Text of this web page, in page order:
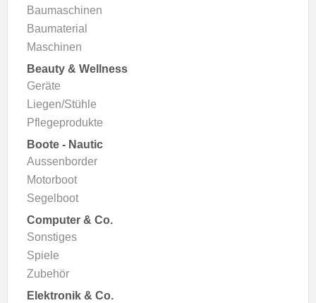
Baumaschinen
Baumaterial
Maschinen
Beauty & Wellness
Geräte
Liegen/Stühle
Pflegeprodukte
Boote - Nautic
Aussenborder
Motorboot
Segelboot
Computer & Co.
Sonstiges
Spiele
Zubehör
Elektronik & Co.